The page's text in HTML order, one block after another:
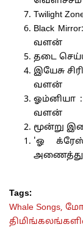
Twilight
Black
வளன்
தடை
இயேசு
வளன்
ஓம்னியா
வளன்
மூன்று
'ஓ
Tags:
Whale Songs,